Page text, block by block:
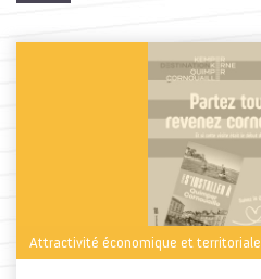
Attractivité économique et territoriale